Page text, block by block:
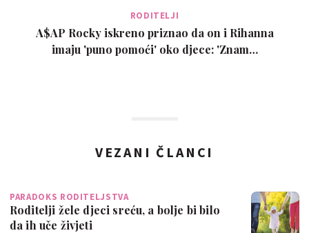
RODITELJI
A$AP Rocky iskreno priznao da on i Rihanna
imaju 'puno pomoći' oko djece: 'Znam…
VEZANI ČLANCI
PARADOKS RODITELJSTVA
Roditelji žele djeci sreću, a bolje bi bilo
da ih uče živjeti